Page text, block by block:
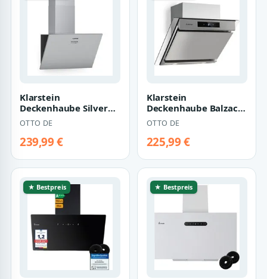
Klarstein
Deckenhaube Silver
Lining 60 Silver Lining
60, Abzugshaube k…
OTTO DE
239,99 €
Klarstein
Deckenhaube Balzac
Silent 60 Balzac Silent
60, Abzugshaube k…
OTTO DE
225,99 €
★ Bestpreis ★ Bestpreis